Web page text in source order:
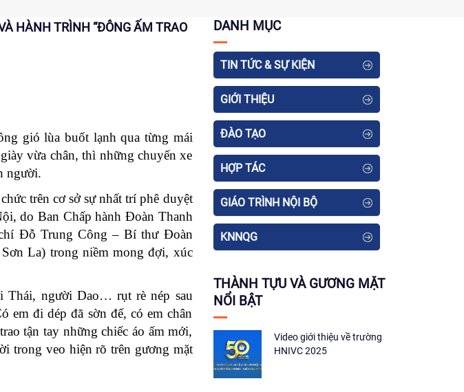
HÀNH TRÌNH “ĐÔNG ẤM TRAO
gió lùa buốt lạnh qua từng mái
vừa chân, thì những chuyến xe
người.
trên cơ sở sự nhất trí phê duyệt
do Ban Chấp hành Đoàn Thanh
Đỗ Trung Công – Bí thư Đoàn
La) trong niềm mong đợi, xúc
Thái, người Dao… rụt rè nép sau
em đi dép đã sờn đế, có em chân
tận tay những chiếc áo ấm mới,
trong veo hiện rõ trên gương mặt
DANH MỤC
TIN TỨC & SỰ KIỆN
GIỚI THIỆU
ĐÀO TẠO
HỢP TÁC
GIÁO TRÌNH NỘI BỘ
KNNQG
THÀNH TỰU VÀ GƯƠNG MẶT
NỔI BẬT
Video giới thiệu về trường
HNIVC 2025